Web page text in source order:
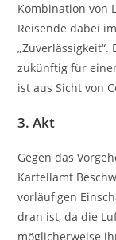
Kombination von
Reisende dabei
„Zuverlässigkeit“.
zukünftig für
ist aus Sicht von
3. Akt
Gegen das
Kartellamt
vorläufigen
dran ist, da die
möglicherweise